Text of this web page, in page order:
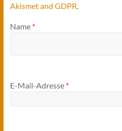
Akismet and GDPR
Name *
E-Mail-Adresse *